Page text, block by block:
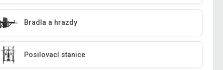
Bradla a hrazdy
Posilovací stanice